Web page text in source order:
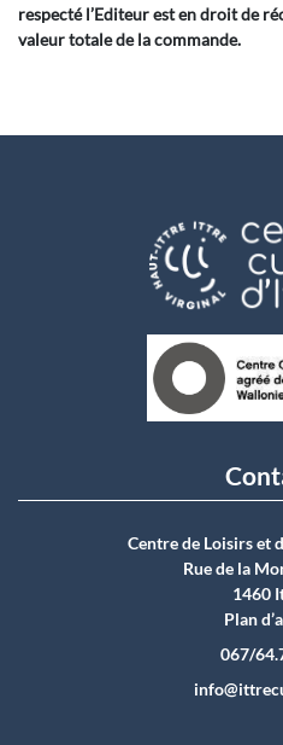
respecté l’Editeur est en droit de
valeur totale de la commande.
Centre de Loisirs et
Rue de la
1460
Plan
067/